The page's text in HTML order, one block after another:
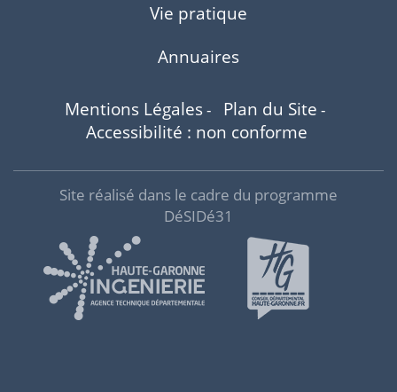
Vie pratique
Annuaires
Mentions Légales- Plan du Site -
Accessibilité : non conforme
Site réalisé dans le cadre du programme
DéSIDé31